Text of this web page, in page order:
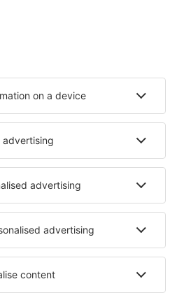
de către utilizatorii eSky
în Kissimmee
Cazare în Destin
Cazare în Vail
- orașe
în Casale Litta Cazare în Dervio